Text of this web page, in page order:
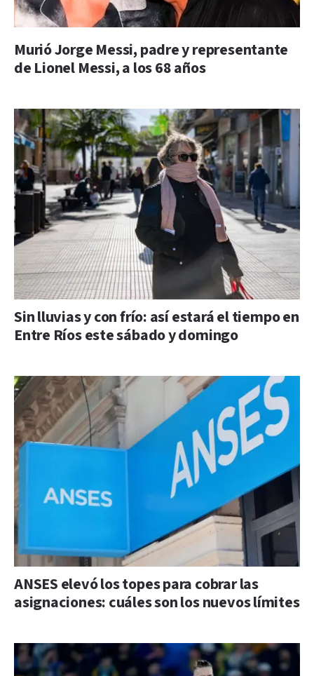
Murió Jorge Messi, padre y representante
de Lionel Messi, a los 68 años
Sin lluvias y con frío: así estará el tiempo en
Entre Ríos este sábado y domingo
ANSES elevó los topes para cobrar las
asignaciones: cuáles son los nuevos límites